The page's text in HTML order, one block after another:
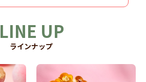
LINE UP
ラインナップ